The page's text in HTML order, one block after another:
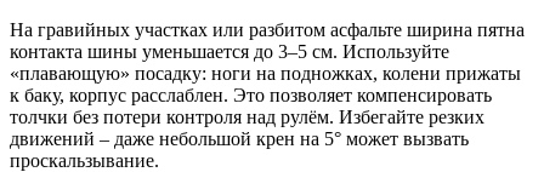
На гравийных участках или разбитом асфальте ширина пятна
контакта шины уменьшается до 3–5 см. Используйте
«плавающую» посадку: ноги на подножках, колени прижаты
к баку, корпус расслаблен. Это позволяет компенсировать
толчки без потери контроля над рулём. Избегайте резких
движений – даже небольшой крен на 5° может вызвать
проскальзывание.